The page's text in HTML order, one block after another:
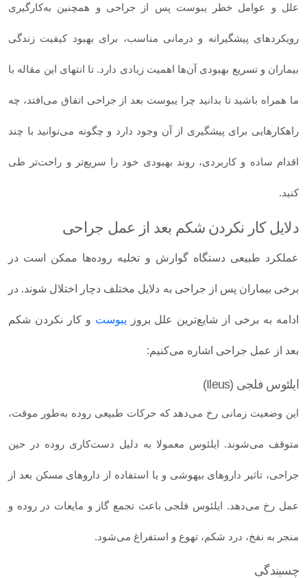
علل و عوامل خطر یبوست پس از جراحی و همچنین به‌کارگیری
رویکردهای پیشگیرانه و درمانی مناسب، برای بهبود کیفیت زندگی
بیماران و تسریع بهبودی آن‌ها اهمیت زیادی دارد. تا انتهای این مقاله با
ما همراه باشید تا بدانید چرا یبوست بعد از جراحی اتفاق می‌افتد، چه
راهکارهایی برای پیشگیری از آن وجود دارد و چگونه می‌توانید با چند
اقدام ساده و کاربردی، روند بهبودی خود را سریع‌تر و راحت‌تر طی
کنید.
دلایل کار نکردن شکم بعد از عمل جراحی
عملکرد طبیعی دستگاه گوارش و تخلیه روده‌ها ممکن است در
برخی بیماران پس از جراحی به دلایل مختلف دچار اختلال شوند. در
ادامه به برخی از شایع‌ترین علل بروز یبوست و کار نکردن شکم
بعد از عمل جراحی اشاره می‌کنیم:
ایلئوس فلجی (Ileus)
این وضعیت زمانی رخ می‌دهد که حرکات طبیعی روده به‌طور موقت،
متوقف می‌شوند. ایلئوس معمولا به دلیل دست‌کاری روده در حین
جراحی، تاثیر داروهای بیهوشی و یا استفاده از داروهای مسکن بعد از
عمل رخ می‌دهد. ایلئوس فلجی باعث تجمع گاز و مایعات در روده و
منجر به نفخ، درد شکم، تهوع و استفراغ می‌شود.
چسبندگی